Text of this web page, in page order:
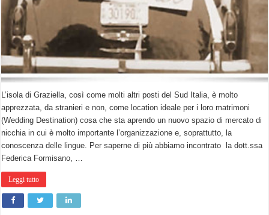
L’isola di Graziella, così come molti altri posti del Sud Italia, è molto
apprezzata, da stranieri e non, come location ideale per i loro matrimoni
(Wedding Destination) cosa che sta aprendo un nuovo spazio di mercato di
nicchia in cui è molto importante l’organizzazione e, soprattutto, la
conoscenza delle lingue. Per saperne di più abbiamo incontrato la dott.ssa
Federica Formisano, …
Leggi tutto